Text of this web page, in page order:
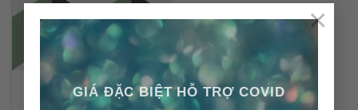
GIÁ ĐẶC BIỆT HỖ TRỢ COVID
×
Gạch bông cổ điển CTS
8.4(4-7-13)